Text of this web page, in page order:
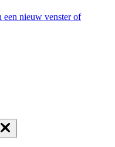
een nieuw venster of